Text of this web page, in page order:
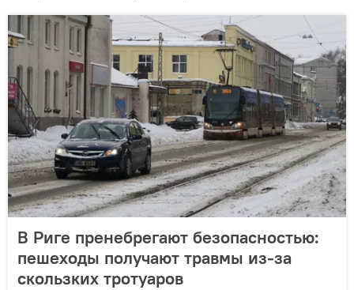
В Риге пренебрегают безопасностью:
пешеходы получают травмы из-за
скользких тротуаров